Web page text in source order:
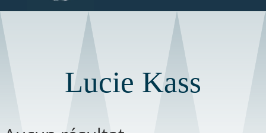
Lucie Kass